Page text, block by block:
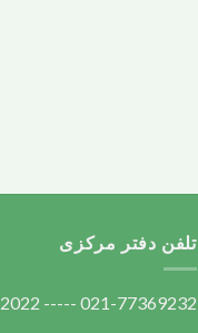
تلفن دفتر مرکزی
021-77369232 ----- 09191022022